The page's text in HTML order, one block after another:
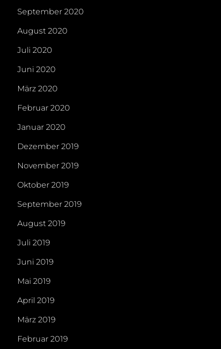
September 2020
August 2020
Juli 2020
Juni 2020
März 2020
Februar 2020
Januar 2020
Dezember 2019
November 2019
Oktober 2019
September 2019
August 2019
Juli 2019
Juni 2019
Mai 2019
April 2019
März 2019
Februar 2019